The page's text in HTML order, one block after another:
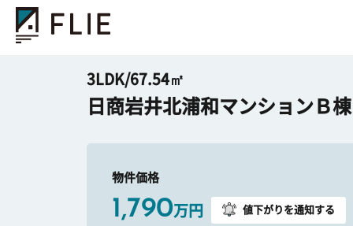
3LDK/67.54㎡
日商岩井北浦和マンションＢ棟
物件価格
1,790万円 値下がりを通知する